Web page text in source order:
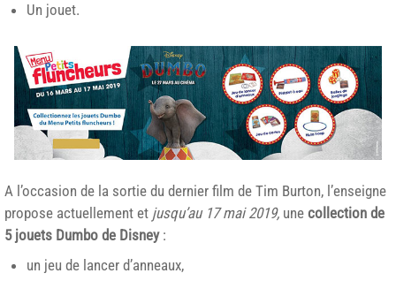
Un jouet.
A l’occasion de la sortie du dernier film de Tim Burton, l’enseigne
propose actuellement et jusqu’au 17 mai 2019, une collection de
5 jouets Dumbo de Disney:
un jeu de lancer d’anneaux,